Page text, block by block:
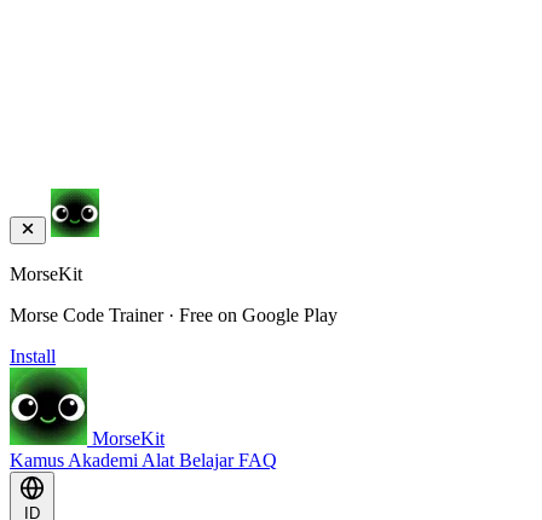
MorseKit
Morse Code Trainer · Free on Google Play
Install
MorseKit
Kamus Akademi Alat BelajarFAQ